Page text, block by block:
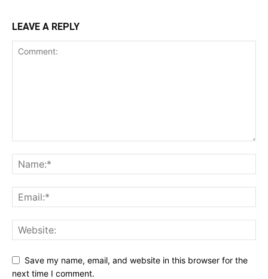
LEAVE A REPLY
Save my name, email, and website in this browser for the
next time I comment.